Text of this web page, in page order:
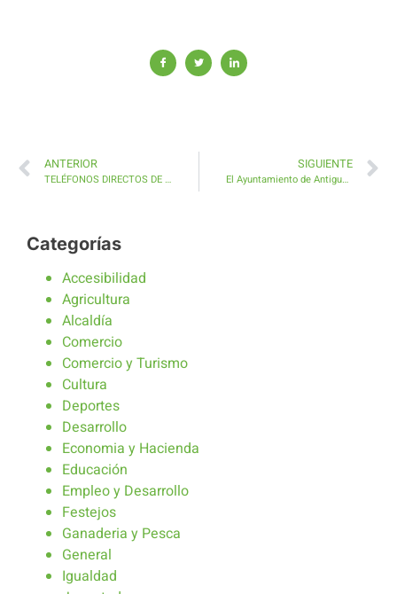
ANTERIOR
TELÉFONOS DIRECTOS DE CONTACTO DE LOS DIFERENTES DEPARTAMENTOS DEL AYUNTAMIENTO DE ANTIGUA
SIGUIENTE
El Ayuntamiento de Antigua flexibiliza con medidas excepcionales el cobro de Tributos Municipales
Categorías
Accesibilidad
Agricultura
Alcaldía
Comercio
Comercio y Turismo
Cultura
Deportes
Desarrollo
Economia y Hacienda
Educación
Empleo y Desarrollo
Festejos
Ganaderia y Pesca
General
Igualdad